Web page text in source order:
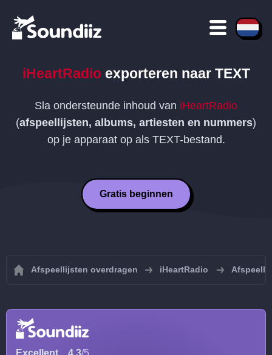
iHeartRadio exporteren naar TEXT
Sla ondersteunde inhoud van iHeartRadio
(afspeellijsten, albums, artiesten en nummers)
op je apparaat op als TEXT-bestand.
Gratis beginnen
Afspeellijsten overdragen iHeartRadio
Excellent 4.3/5